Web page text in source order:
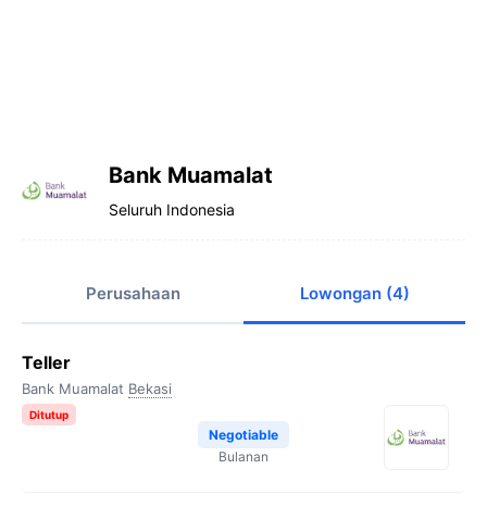
Bank Muamalat
Seluruh Indonesia
Perusahaan Lowongan (4)
Teller
Bank Muamalat Bekasi
Ditutup
Negotiable
Bulanan